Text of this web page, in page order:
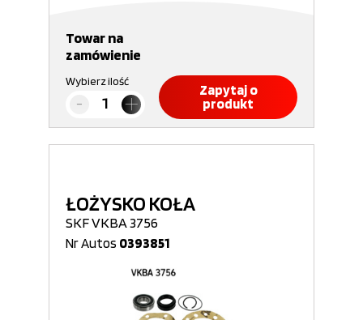
Towar na
zamówienie
Wybierz ilość
Zapytaj o
produkt
ŁOŻYSKO KOŁA
SKF VKBA 3756
Nr Autos 0393851